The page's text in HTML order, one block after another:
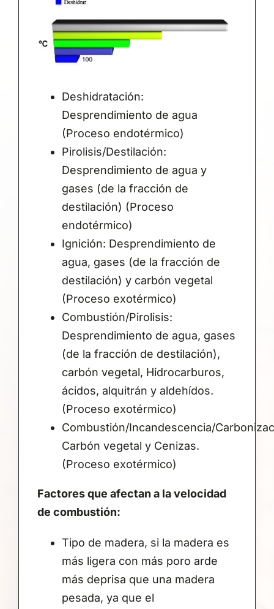
Deshidratación:
Desprendimiento de agua
(Proceso endotérmico)
Pirolisis/Destilación:
Desprendimiento de agua y
gases (de la fracción de
destilación) (Proceso
endotérmico)
Ignición: Desprendimiento de
agua, gases (de la fracción de
destilación) y carbón vegetal
(Proceso exotérmico)
Combustión/Pirolisis:
Desprendimiento de agua, gases
(de la fracción de destilación),
carbón vegetal, Hidrocarburos,
ácidos, alquitrán y aldehídos.
(Proceso exotérmico)
Combustión/Incandescencia/
Carbón vegetal y Cenizas.
(Proceso exotérmico)
Factores que afectan a la velocidad
de combustión:
Tipo de madera, si la madera es
más ligera con más poro arde
más deprisa que una madera
pesada, ya que el